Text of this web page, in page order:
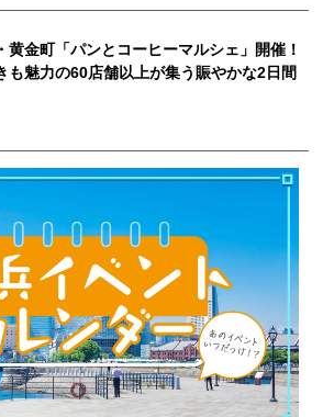
黄金町「パンとコーヒーマルシェ」開催！
も魅力の60店舗以上が集う賑やかな2日間